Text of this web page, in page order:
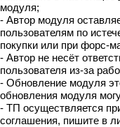
модуля;
- Автор модуля
пользователям по
покупки или при форс-
- Автор не несёт
пользователя из-за
- Обновление модуля
обновления модуля
- ТП осуществляется
соглашения, пишите в